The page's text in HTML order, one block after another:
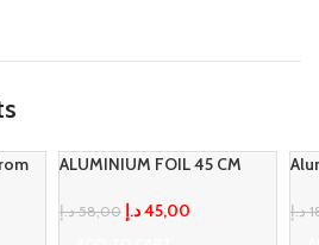
ALUMINIUM FOIL 45 CM
58,00 د.إ 45,00د.إ
د.إ